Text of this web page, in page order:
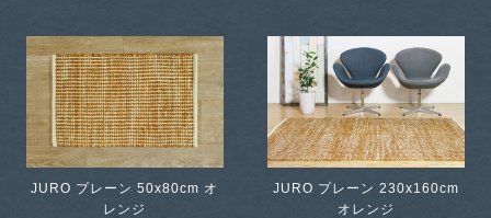
JURO プレーン 50x80cm オ
レンジ
JURO プレーン 230x160cm
オレンジ